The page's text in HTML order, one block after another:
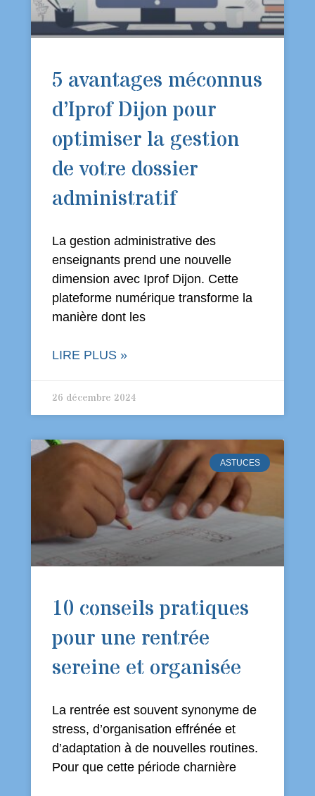
5 avantages méconnus
d’Iprof Dijon pour
optimiser la gestion
de votre dossier
administratif
La gestion administrative des
enseignants prend une nouvelle
dimension avec Iprof Dijon. Cette
plateforme numérique transforme la
manière dont les
LIRE PLUS »
26 décembre 2024
ASTUCES
10 conseils pratiques
pour une rentrée
sereine et organisée
La rentrée est souvent synonyme de
stress, d’organisation effrénée et
d’adaptation à de nouvelles routines.
Pour que cette période charnière